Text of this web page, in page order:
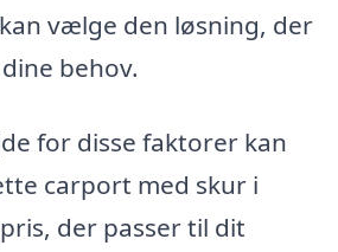
vælge den løsning, der
behov.
for disse faktorer kan
carport med skur i
der passer til dit